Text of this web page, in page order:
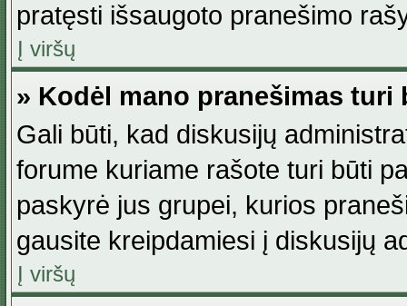
pratęsti išsaugoto pranešimo
Į viršų
» Kodėl mano pranešimas
Gali būti, kad diskusijų
forume kuriame rašote turi būti
paskyrė jus grupei, kurios
gausite kreipdamiesi į diskusijų
Į viršų